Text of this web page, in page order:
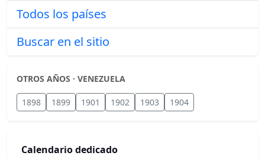
Todos los países
Buscar en el sitio
OTROS AÑOS · VENEZUELA
1898 1899 1901 1902 1903 1904
Calendario dedicado